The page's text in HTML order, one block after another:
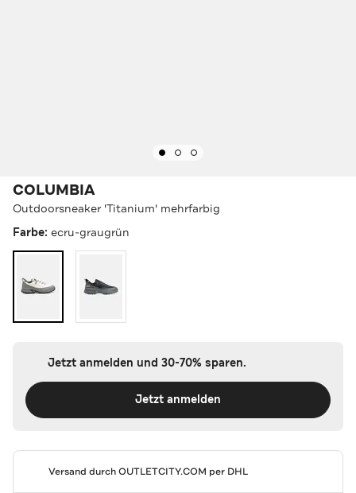
COLUMBIA
Outdoorsneaker 'Titanium' mehrfarbig
Farbe: ecru-graugrün
Jetzt anmelden und 30-70% sparen.
Jetzt anmelden
Versand durchOUTLETCITY.COM per DHL